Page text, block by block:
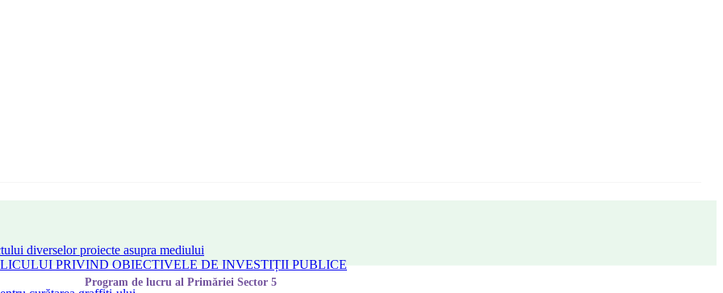
diverselor proiecte asupra mediului
PRIVIND OBIECTIVELE DE INVESTIȚII PUBLICE
Program de lucru al Primăriei Sector 5